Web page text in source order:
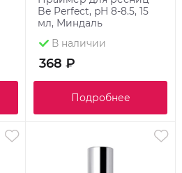
Be Perfect, pH 8-8.5, 15
мл, Миндаль
В наличии
368 ₽
Подробнее